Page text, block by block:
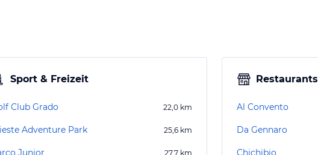
Sport & Freizeit
Club Grado 22,0 km
Adventure Park 25,6 km
Junior 27,7 km
Restaurants
Al Convento
Da Gennaro
Chichibio